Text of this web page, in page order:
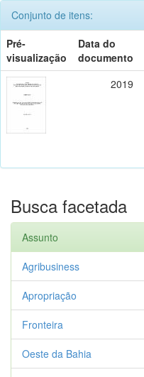
Conjunto de itens:
Pré-
visualização
Data do
documento
2019
Busca facetada
Assunto
Agribusiness
Apropriação
Fronteira
Oeste da Bahia